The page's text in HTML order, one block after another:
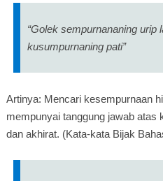
“Golek sempurnananing urip
kusumpurnaning pati”
Artinya: Mencari kesempurnaan
mempunyai tanggung jawab atas
dan akhirat. (Kata-kata Bijak